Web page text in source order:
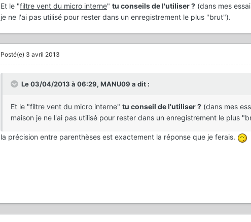
Et le "filtre vent du micro interne" tu conseils de l'utiliser ? (dans mes
je ne l'ai pas utilisé pour rester dans un enregistrement le plus "brut").
Posté(e) 3 avril 2013
Le 03/04/2013 à 06:29, MANU09 a dit :
Et le "filtre vent du micro interne" tu conseil de l'utiliser ? (dans mes
maison je ne l'ai pas utilisé pour rester dans un enregistrement le plus
la précision entre parenthèses est exactement la réponse que je ferais.